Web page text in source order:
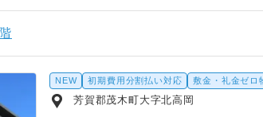
NEW 初期費用分割払い対応 敷金・礼金ゼロ
芳賀郡茂木町大字北高岡